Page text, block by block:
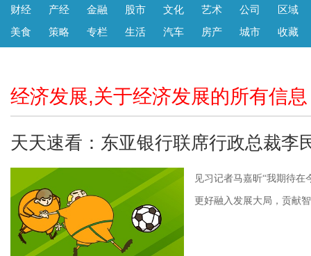
财经 产经 金融 股市 文化 艺术 公司
区域
美食
策略 专栏 生活 汽车 房产 城市 收藏
经济发展,关于经济发展的所有信息
天天速看：东亚银行联席行政总裁李
见习记者马嘉昕“我期待
更好融入发展大局，贡献